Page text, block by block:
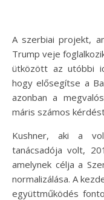
A szerbiai projekt, amelynek vezetésével Jared Kushner,
Trump veje
ütközött az utóbbi
hogy elősegítse a
azonban a
máris számos
Kushner, aki a
tanácsadója volt,
amelynek célja a
normalizálása. A
együttműködés